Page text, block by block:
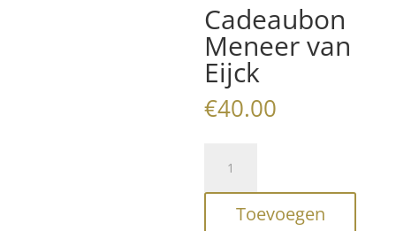
Cadeaubon
Meneer van
Eijck
€40.00
Meneer
van
Toevoegen